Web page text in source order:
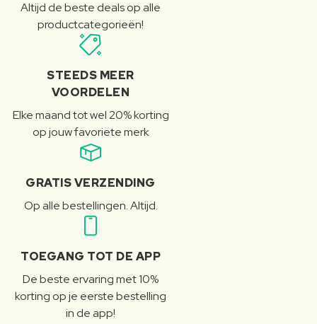
Altijd de beste deals op alle
productcategorieën!
STEEDS MEER
VOORDELEN
Elke maand tot wel 20% korting
op jouw favoriete merk
GRATIS VERZENDING
Op alle bestellingen. Altijd.
TOEGANG TOT DE APP
De beste ervaring met 10%
korting op je eerste bestelling
in de app!